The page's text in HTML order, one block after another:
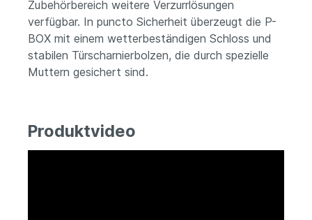
Zubehörbereich weitere Verzurrlösungen
verfügbar. In puncto Sicherheit überzeugt die P-
BOX mit einem wetterbeständigen Schloss und
stabilen Türscharnierbolzen, die durch spezielle
Muttern gesichert sind.
Produktvideo